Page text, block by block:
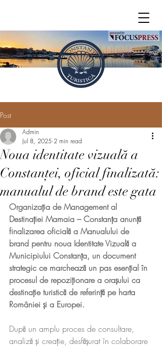
Post
Noua identitate vizuală a
Constanței, oficial finalizată:
manualul de brand este gata
Admin
Jul 8, 2025 2 min read
Organizația de Management al
Destinației Mamaia – Constanța anunță
finalizarea oficială a Manualului de
brand pentru noua Identitate Vizuală a
Municipiului Constanța, un document
strategic ce marchează un pas esențial în
procesul de repoziționare a orașului ca
destinație turistică de referință pe harta
României și a Europei.
După un amplu proces de consultare,
analiză și creație, desfășurat în colaborare